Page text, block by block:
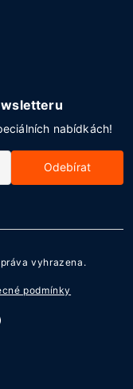
nabídkách!
Odebírat
vyhrazena.
podmínky